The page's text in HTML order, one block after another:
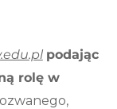
podając
rolę w